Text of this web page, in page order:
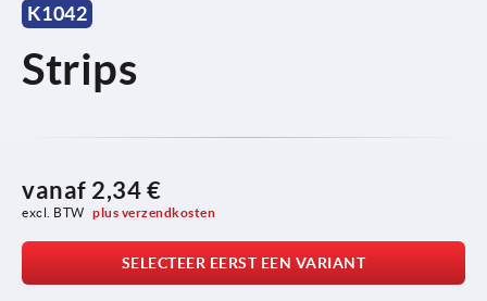
K1042
Strips
vanaf 2,34 €
excl. BTW plus verzendkosten
SELECTEER EERST EEN VARIANT